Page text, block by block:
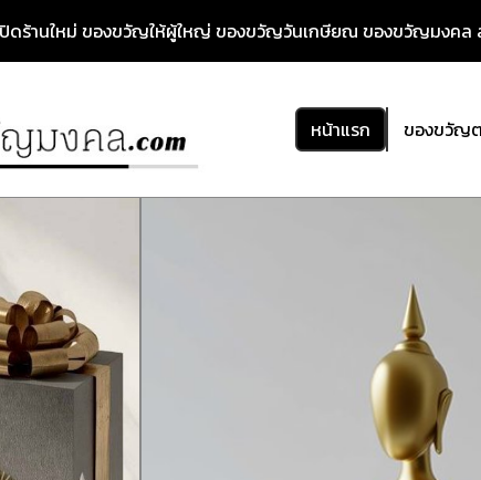
ดร้านใหม่ ของขวัญให้ผู้ใหญ่ ของขวัญวันเกษียณ ของขวัญมงค
หน้าแรก ของขวัญ